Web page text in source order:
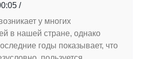
у многих
в нашей стране, однако
годы показывает, что